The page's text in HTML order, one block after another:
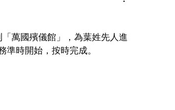
萬國殯儀館」，為葉姓先人進
時開始，按時完成。